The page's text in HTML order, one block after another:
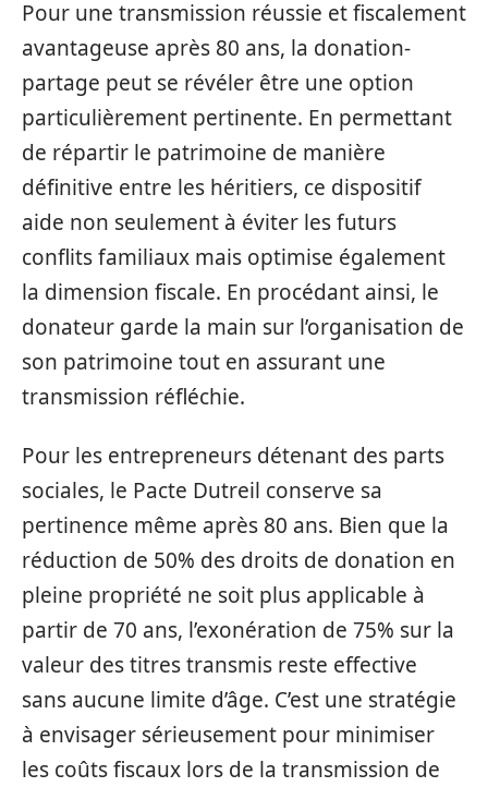
Pour une transmission réussie et fiscalement
avantageuse après 80 ans, la donation-
partage peut se révéler être une option
particulièrement pertinente. En permettant
de répartir le patrimoine de manière
définitive entre les héritiers, ce dispositif
aide non seulement à éviter les futurs
conflits familiaux mais optimise également
la dimension fiscale. En procédant ainsi, le
donateur garde la main sur l’organisation de
son patrimoine tout en assurant une
transmission réfléchie.
Pour les entrepreneurs détenant des parts
sociales, le Pacte Dutreil conserve sa
pertinence même après 80 ans. Bien que la
réduction de 50% des droits de donation en
pleine propriété ne soit plus applicable à
partir de 70 ans, l’exonération de 75% sur la
valeur des titres transmis reste effective
sans aucune limite d’âge. C’est une stratégie
à envisager sérieusement pour minimiser
les coûts fiscaux lors de la transmission de